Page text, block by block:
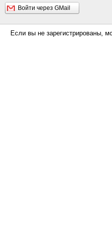
Войти через GMail
Если вы не зарегистрированы,